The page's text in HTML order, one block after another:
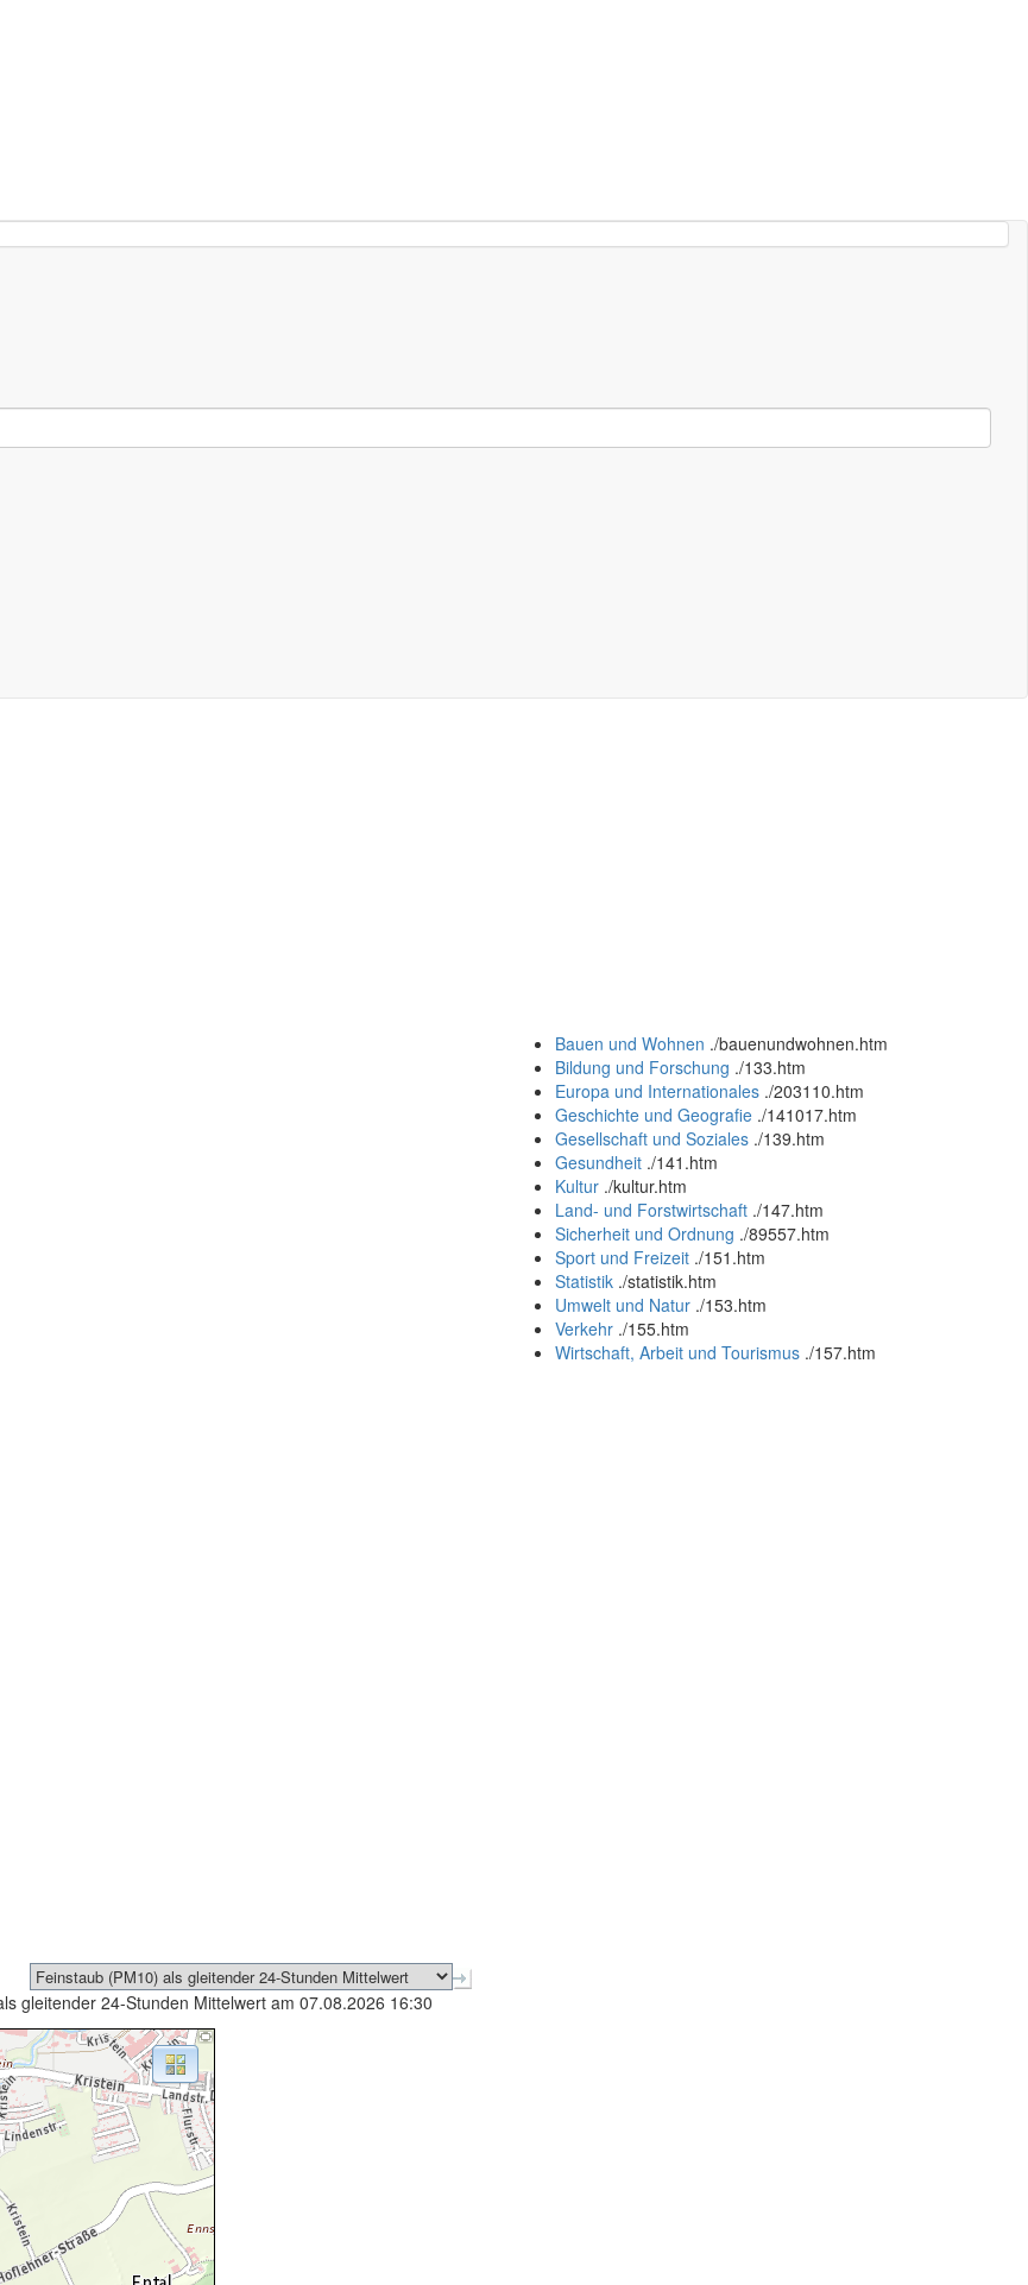
Bauen und Wohnen ./bauenundwohnen.htm
Bildung und Forschung ./133.htm
Europa und Internationales ./203110.htm
Geschichte und Geografie ./141017.htm
Gesellschaft und Soziales ./139.htm
Gesundheit ./141.htm
Kultur ./kultur.htm
Land- und Forstwirtschaft ./147.htm
Sicherheit und Ordnung ./89557.htm
Sport und Freizeit ./151.htm
Statistik ./statistik.htm
Umwelt und Natur ./153.htm
Verkehr ./155.htm
Wirtschaft, Arbeit und Tourismus ./157.htm
gleitender 24-Stunden Mittelwert am 07.08.2026 16:30